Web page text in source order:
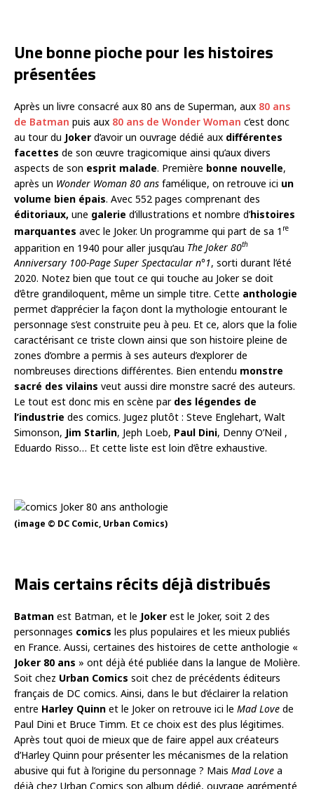
Une bonne pioche pour les histoires
présentées
Après un livre consacré aux 80 ans de Superman, aux 80 ans
de Batman puis aux 80 ans de Wonder Woman c’est donc
au tour du Joker d’avoir un ouvrage dédié aux différentes
facettes de son œuvre tragicomique ainsi qu’aux divers
aspects de son esprit malade. Première bonne nouvelle,
après un Wonder Woman 80 ans famélique, on retrouve ici un
volume bien épais. Avec 552 pages comprenant des
éditoriaux, une galerie d’illustrations et nombre d’histoires
marquantes avec le Joker. Un programme qui part de sa 1 re
apparition en 1940 pour aller jusqu’au The Joker 80th
Anniversary 100-Page Super Spectacular n°1, sorti durant l’été
2020. Notez bien que tout ce qui touche au Joker se doit
d’être grandiloquent, même un simple titre. Cette anthologie
permet d’apprécier la façon dont la mythologie entourant le
personnage s’est construite peu à peu. Et ce, alors que la folie
caractérisant ce triste clown ainsi que son histoire pleine de
zones d’ombre a permis à ses auteurs d’explorer de
nombreuses directions différentes. Bien entendu monstre
sacré des vilains veut aussi dire monstre sacré des auteurs.
Le tout est donc mis en scène par des légendes de
l’industrie des comics. Jugez plutôt : Steve Englehart, Walt
Simonson, Jim Starlin, Jeph Loeb, Paul Dini, Denny O’Neil ,
Eduardo Risso… Et cette liste est loin d’être exhaustive.
(image © DC Comic, Urban Comics)
Mais certains récits déjà distribués
Batman est Batman, et le Joker est le Joker, soit 2 des
personnages comics les plus populaires et les mieux publiés
en France. Aussi, certaines des histoires de cette anthologie «
Joker 80 ans » ont déjà été publiée dans la langue de Molière.
Soit chez Urban Comics soit chez de précédents éditeurs
français de DC comics. Ainsi, dans le but d’éclairer la relation
entre Harley Quinn et le Joker on retrouve ici le Mad Love de
Paul Dini et Bruce Timm. Et ce choix est des plus légitimes.
Après tout quoi de mieux que de faire appel aux créateurs
d’Harley Quinn pour présenter les mécanismes de la relation
abusive qui fut à l’origine du personnage ? Mais Mad Love a
déjà chez Urban Comics son album dédié, ouvrage agrémenté